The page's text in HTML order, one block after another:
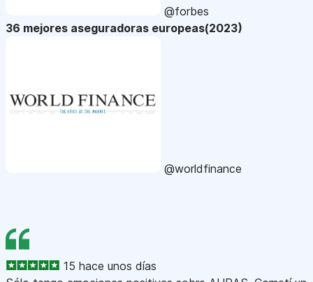
@forbes
36 mejores aseguradoras europeas(2023)
@worldfinance
15 hace unos días